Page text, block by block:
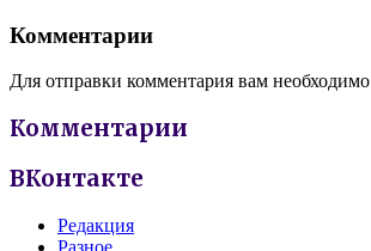
Комментарии
Для отправки комментария вам необходимо
Комментарии
ВКонтакте
Редакция
Разное